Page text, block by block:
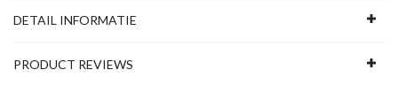
DETAIL INFORMATIE
PRODUCT REVIEWS